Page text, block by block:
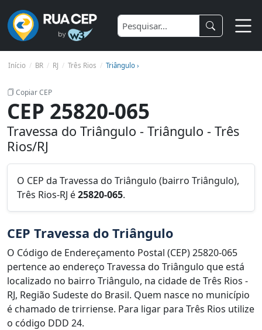
Início BR RJ Três Rios Triângulo ›
Copiar CEP
CEP 25820-065
Travessa do Triângulo - Triângulo - Três
Rios/RJ
O CEP da Travessa do Triângulo (bairro Triângulo),
Três Rios-RJ é25820-065.
CEP Travessa do Triângulo
O Código de Endereçamento Postal (CEP) 25820-065
pertence ao endereço Travessa do Triângulo que está
localizado no bairro Triângulo, na cidade de Três Rios -
RJ, Região Sudeste do Brasil. Quem nasce no município
é chamado de trirriense. Para ligar para Três Rios utilize
o código DDD 24.